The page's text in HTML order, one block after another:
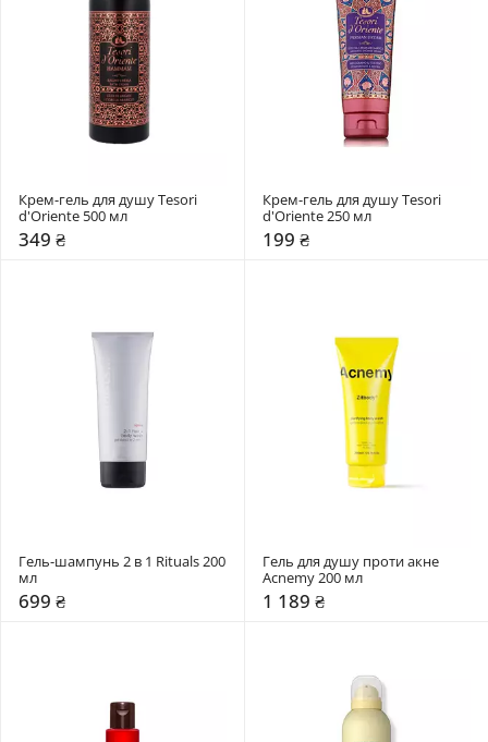
Крем-гель для душу Tesori
d'Oriente 500 мл
349 ₴
Крем-гель для душу Tesori
d'Oriente 250 мл
199 ₴
Гель-шампунь 2 в 1 Rituals 200
мл
699 ₴
Гель для душу проти акне
Acnemy 200 мл
1 189 ₴